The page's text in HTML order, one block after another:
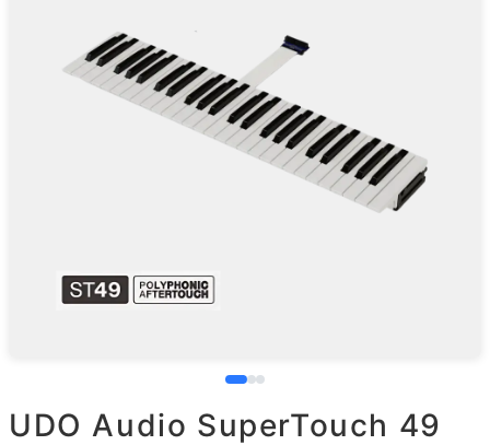
UDO Audio SuperTouch 49